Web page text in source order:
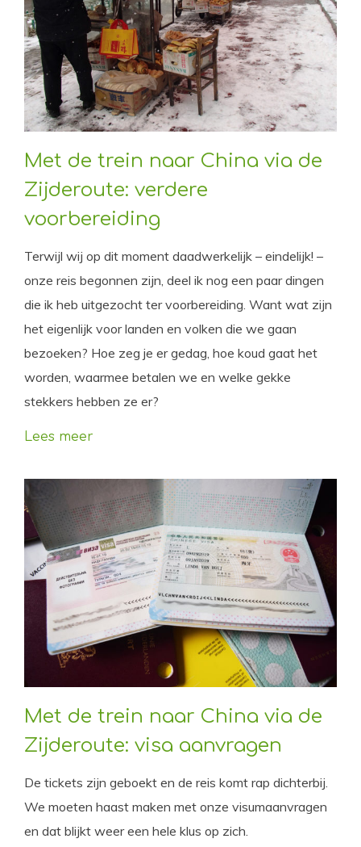
Met de trein naar China via de
Zijderoute: verdere
voorbereiding
Terwijl wij op dit moment daadwerkelijk – eindelijk! –
onze reis begonnen zijn, deel ik nog een paar dingen
die ik heb uitgezocht ter voorbereiding. Want wat zijn
het eigenlijk voor landen en volken die we gaan
bezoeken? Hoe zeg je er gedag, hoe koud gaat het
worden, waarmee betalen we en welke gekke
stekkers hebben ze er?
Lees meer
Met de trein naar China via de
Zijderoute: visa aanvragen
De tickets zijn geboekt en de reis komt rap dichterbij.
We moeten haast maken met onze visumaanvragen
en dat blijkt weer een hele klus op zich.